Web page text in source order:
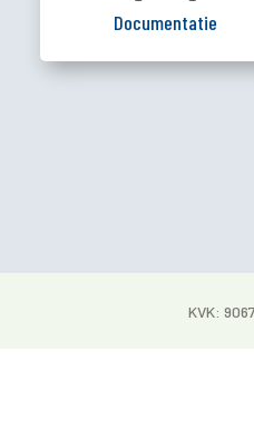
Documentatie
KVK: